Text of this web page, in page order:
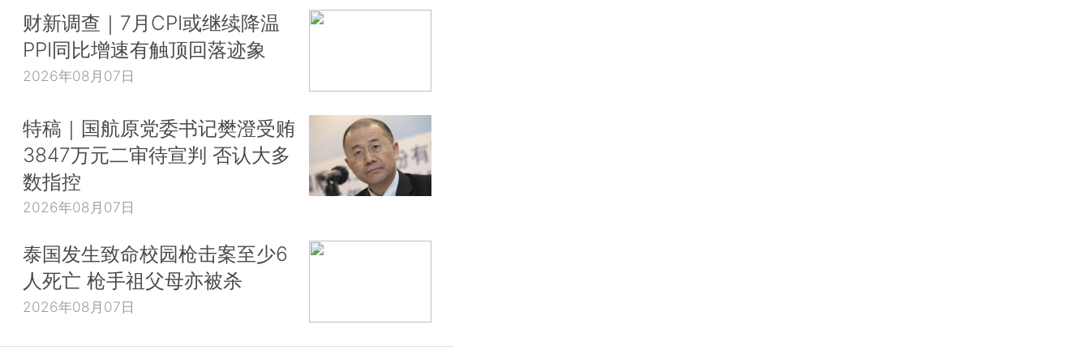
财新调查｜7月CPI或继续降温
PPI同比增速有触顶回落迹象
2026年08月07日
特稿｜国航原党委书记樊澄受贿
3847万元二审待宣判 否认大多
数指控
2026年08月07日
泰国发生致命校园枪击案至少6
人死亡 枪手祖父母亦被杀
2026年08月07日